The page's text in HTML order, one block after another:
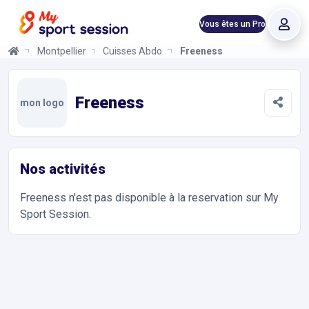
Vous êtes un Pro
Montpellier Cuisses Abdos Fessiers
Freeness
mon logo Freeness
Nos activités
Freeness n'est pas disponible à la reservation sur My
Sport Session.